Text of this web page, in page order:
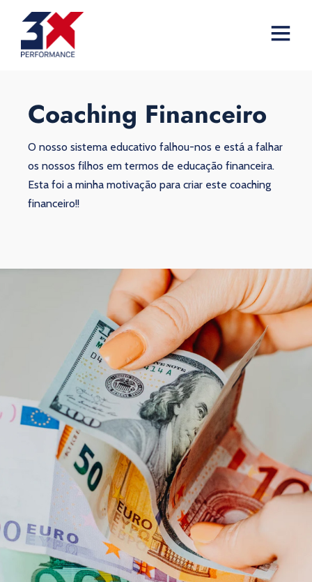
Coaching Financeiro
O nosso sistema educativo falhou-nos e está a falhar
os nossos filhos em termos de educação financeira.
Esta foi a minha motivação para criar este coaching
financeiro!!